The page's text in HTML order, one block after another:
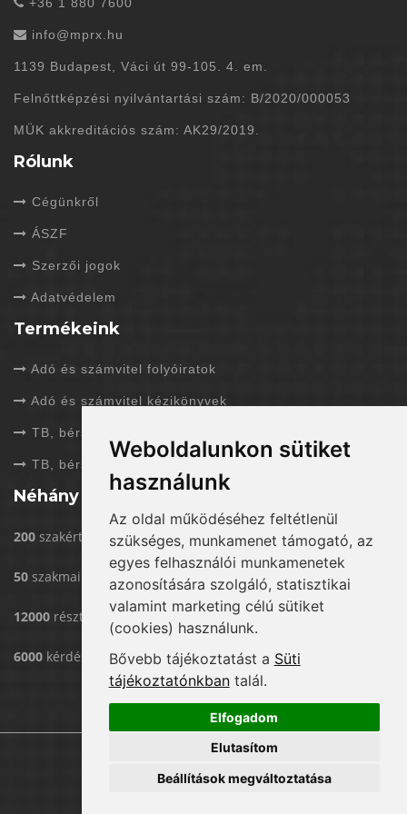
Weboldalunkon sütiket
használunk
Az oldal működéséhez feltétlenül
szükséges, munkamenet támogató, az
egyes felhasználói munkamenetek
azonosítására szolgáló, statisztikai
valamint marketing célú sütiket
(cookies) használunk.
Bővebb tájékoztatást a Süti
tájékoztatónkbantalál.
Elfogadom
Elutasítom
Beállítások megváltoztatása
info@mprx.hu
1139 Budapest, Váci út 99-105. 4. em.
Felnőttképzési nyilvántartási szám: B/2020/000053
MÜK akkreditációs szám: AK29/2019.
Rólunk
Cégünkről
ÁSZF
Szerzői jogok
Adatvédelem
Termékeink
Adó és számvitel folyóiratok
Adó és számvitel kézikönyvek
TB, bérszámfejtés folyóiratok
TB, bérszámfejtés kézikönyvek
Néhány adat rólunk
200 szakértővel dolgozunk
50 szakmai rendezvény/év
12000 résztvevő eddig rendezvényeinken
6000 kérdést válaszoltunk már meg
Megosztás